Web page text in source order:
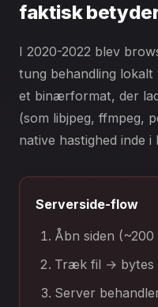
faktisk
I 2020-2022 blev
tung behandling lokalt
et binærformat, der
(som libjpeg, ffmpeg,
native hastighed inde
Serverside-flow
Åbn siden (~200
Træk fil → bytes
Server